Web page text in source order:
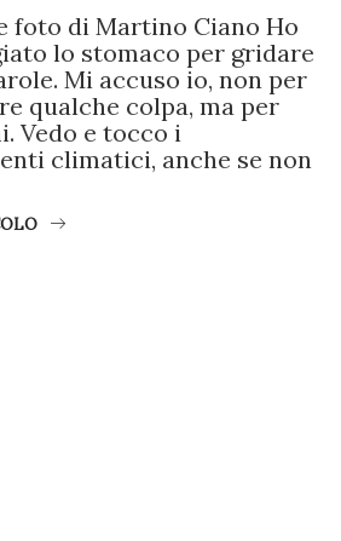
foto di Martino Ciano Ho
lo stomaco per gridare
Mi accuso io, non per
qualche colpa, ma per
Vedo e tocco i
climatici, anche se non